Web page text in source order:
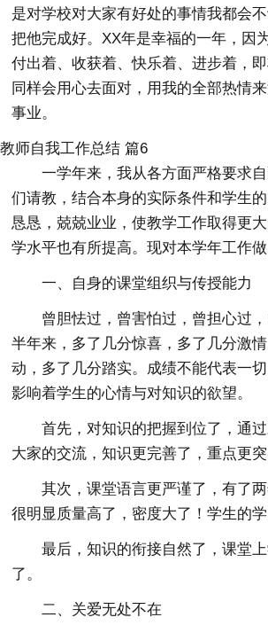
是对学校对大家有好处的事情我都会
把他完成好。XX年是幸福的一年，因
付出着、收获着、快乐着、进步着，
同样会用心去面对，用我的全部热情
事业。
教师自我工作总结 篇6
一学年来，我从各方面严格要求
们请教，结合本身的实际条件和学生
恳恳，兢兢业业，使教学工作取得更
学水平也有所提高。现对本学年工作做
一、自身的课堂组织与传授能力
曾胆怯过，曾害怕过，曾担心过
半年来，多了几分惊喜，多了几分激
动，多了几分踏实。成绩不能代表一
影响着学生的心情与对知识的欲望。
首先，对知识的把握到位了，通
大家的交流，知识更完善了，重点更突
其次，课堂语言更严谨了，有了
很明显质量高了，密度大了！学生的学
最后，知识的衔接自然了，课堂
了。
二、关爱无处不在